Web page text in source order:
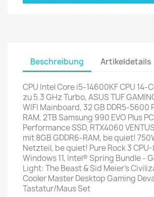
Beschreibung Artikeldetails
CPU Intel Core i5-14600KF CPU 14-
zu 5.3 GHz Turbo, ASUS TUF
WIFI Mainboard, 32 GB DDR5-5600
RAM, 2TB Samsung 990 EVO Plus
Performance SSD, RTX4060
mit 8GB GDDR6-RAM, be quiet!
Netzteil, be quiet! Pure Rock 3
Windows 11, Intel® Spring Bundle -
Light: The Beast & Sid Meier's
Cooler Master Desktop Gaming
Tastatur/Maus Set